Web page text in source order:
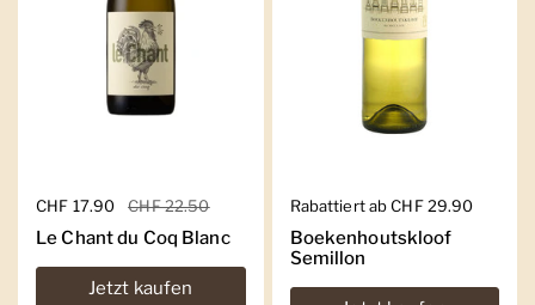
Regulärer Preis
CHF 17.90 Sale-Preis
CHF 22.50
Le Chant du Coq Blanc
Jetzt kaufen
Regulärer Preis
Rabattiert ab CHF 29.90
Boekenhoutskloof
Semillon